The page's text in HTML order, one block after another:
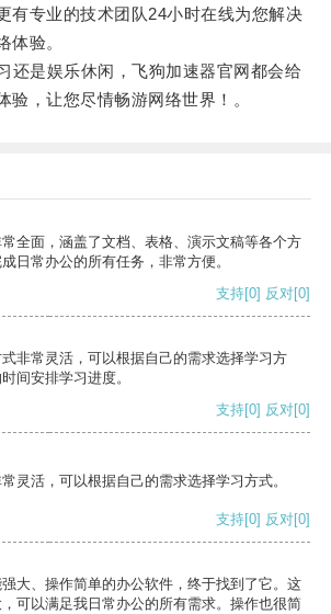
有专业的技术团队24小时在线为您解决
体验。
是娱乐休闲，飞狗加速器官网都会给
验，让您尽情畅游网络世界！。
全面，涵盖了文档、表格、演示文稿等各个方
日常办公的所有任务，非常方便。
支持[0] 反对[0]
非常灵活，可以根据自己的需求选择学习方
间安排学习进度。
支持[0] 反对[0]
灵活，可以根据自己的需求选择学习方式。
支持[0] 反对[0]
大、操作简单的办公软件，终于找到了它。这
可以满足我日常办公的所有需求。操作也很简